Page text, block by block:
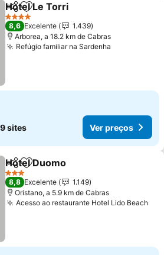
PartilharAdicionar aos favoritos
Hotel Le Torri
4 Estrelas
8,6 Excelente
1.439
Arborea, a 18.2 km de Cabras
Refúgio familiar na Sardenha
9 sites Ver preços
PartilharAdicionar aos favoritos
Hotel Duomo
3 Estrelas
8,8 Excelente
1.149
Oristano, a 5.9 km de Cabras
Acesso ao restaurante Hotel Lido Beach